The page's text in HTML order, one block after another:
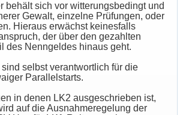
behält sich vor witterungsbedingt und
Gewalt, einzelne Prüfungen, oder
Hieraus erwächst keinesfalls
der über den gezahlten
des Nenngeldes hinaus geht.
selbst verantwortlich für die
Parallelstarts.
in denen LK2 ausgeschrieben ist,
auf die Ausnahmeregelung der